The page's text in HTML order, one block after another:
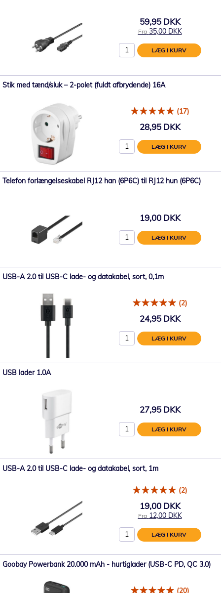
59,95 DKK
Fra 35,00 DKK
LÆG I KURV
Stik med tænd/sluk – 2-polet (fuldt afbrydende) 16A
(17)
28,95 DKK
LÆG I KURV
Telefon forlængelseskabel RJ12 han (6P6C) til RJ12 hun (6P6C)
19,00 DKK
LÆG I KURV
USB-A 2.0 til USB-C lade- og datakabel, sort, 0,1m
(2)
24,95 DKK
LÆG I KURV
USB lader 1.0A
27,95 DKK
LÆG I KURV
USB-A 2.0 til USB-C lade- og datakabel, sort, 1m
(2)
19,00 DKK
Fra 12,00 DKK
LÆG I KURV
Goobay Powerbank 20.000 mAh - hurtiglader (USB-C PD, QC 3.0)
(20)